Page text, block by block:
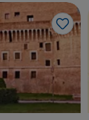
Gosto